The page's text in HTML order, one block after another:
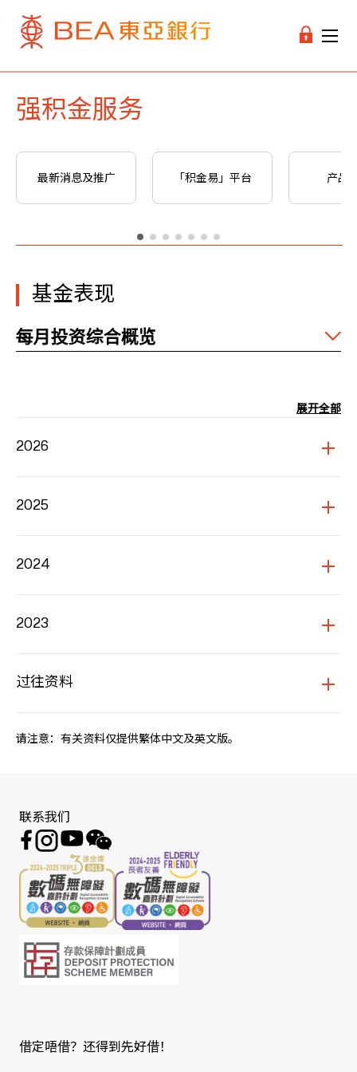
强积金服务
最新消息及推广 「积金易」平台 产品
基金表现
每月投资综合概览
展开全部
2026
2025
2024
2023
过往资料
请注意：有关资料仅提供繁体中文及英文版。
联系我们
借定唔借？还得到先好借！